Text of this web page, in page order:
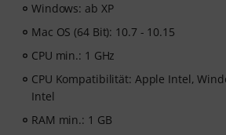
Windows: ab XP
Mac OS (64 Bit): 10.7 - 10.15
CPU min.: 1 GHz
CPU Kompatibilität: Apple Intel,
Intel
RAM min.: 1 GB